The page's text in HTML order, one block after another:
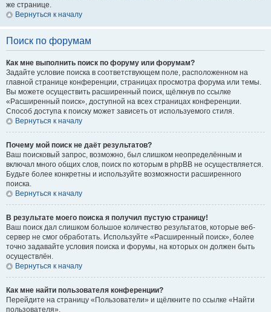
же странице.
Вернуться к началу
Поиск по форумам
Как мне выполнить поиск по форуму или форумам?
Задайте условие поиска в соответствующем поле, расположенном на
главной странице конференции, страницах просмотра форума или темы.
Вы можете осуществить расширенный поиск, щёлкнув по ссылке
«Расширенный поиск», доступной на всех страницах конференции.
Способ доступа к поиску может зависеть от используемого стиля.
Вернуться к началу
Почему мой поиск не даёт результатов?
Ваш поисковый запрос, возможно, был слишком неопределённым и
включал много общих слов, поиск по которым в phpBB не осуществляется.
Будьте более конкретны и используйте возможности расширенного
поиска.
Вернуться к началу
В результате моего поиска я получил пустую страницу!
Ваш поиск дал слишком большое количество результатов, которые веб-
сервер не смог обработать. Используйте «Расширенный поиск», более
точно задавайте условия поиска и форумы, на которых он должен быть
осуществлён.
Вернуться к началу
Как мне найти пользователя конференции?
Перейдите на страницу «Пользователи» и щёлкните по ссылке «Найти
пользователя».